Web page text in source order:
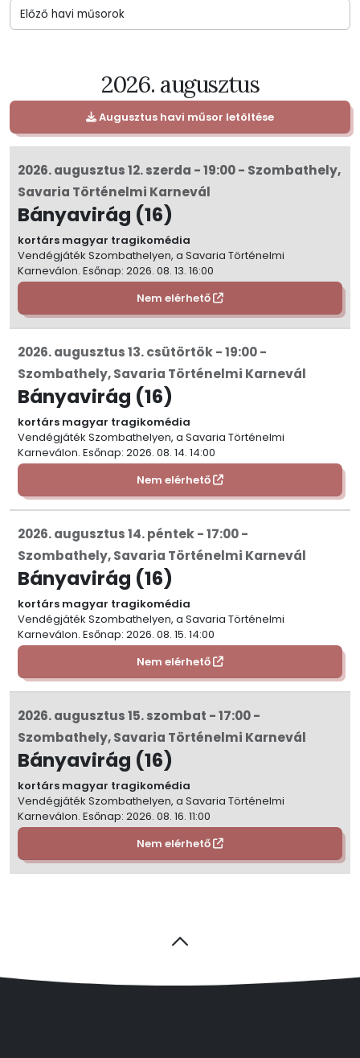
2026. augusztus
Augusztus havi műsor letöltése
2026. augusztus 12. szerda - 19:00 - Szombathely,
Savaria Történelmi Karnevál
Bányavirág (16)
kortárs magyar tragikomédia
Vendégjáték Szombathelyen, a Savaria Történelmi
Karneválon. Esőnap: 2026. 08. 13. 16:00
Nem elérhető
2026. augusztus 13. csütörtök - 19:00 -
Szombathely, Savaria Történelmi Karnevál
Bányavirág (16)
kortárs magyar tragikomédia
Vendégjáték Szombathelyen, a Savaria Történelmi
Karneválon. Esőnap: 2026. 08. 14. 14:00
Nem elérhető
2026. augusztus 14. péntek - 17:00 -
Szombathely, Savaria Történelmi Karnevál
Bányavirág (16)
kortárs magyar tragikomédia
Vendégjáték Szombathelyen, a Savaria Történelmi
Karneválon. Esőnap: 2026. 08. 15. 14:00
Nem elérhető
2026. augusztus 15. szombat - 17:00 -
Szombathely, Savaria Történelmi Karnevál
Bányavirág (16)
kortárs magyar tragikomédia
Vendégjáték Szombathelyen, a Savaria Történelmi
Karneválon. Esőnap: 2026. 08. 16. 11:00
Nem elérhető